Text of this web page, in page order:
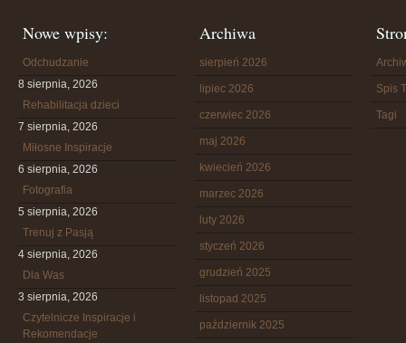
Nowe wpisy:
Odchudzanie
8 sierpnia, 2026
Rehabilitacja dzieci
7 sierpnia, 2026
Miłosne Inspiracje
6 sierpnia, 2026
Fotografia
5 sierpnia, 2026
Trenuj z Pasją
4 sierpnia, 2026
Dla Was
3 sierpnia, 2026
Czytelnicze Inspiracje i
Rekomendacje
Archiwa
sierpień 2026
lipiec 2026
czerwiec 2026
maj 2026
kwiecień 2026
marzec 2026
luty 2026
styczeń 2026
grudzień 2025
listopad 2025
październik 2025
Spis
Tagi